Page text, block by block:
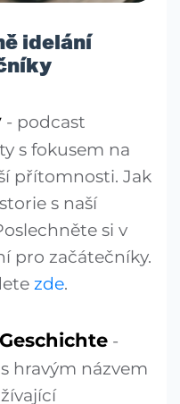
idelání
- podcast
s fokusem na
přítomnosti. Jak
s naší
si v
pro začátečníky.
zde.
-
hravým názvem